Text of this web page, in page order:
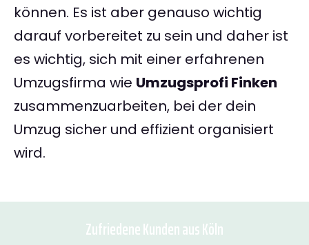
können. Es ist aber genauso wichtig
darauf vorbereitet zu sein und daher ist
es wichtig, sich mit einer erfahrenen
Umzugsfirma wie Umzugsprofi Finken
zusammenzuarbeiten, bei der dein
Umzug sicher und effizient organisiert
wird.
Zufriedene Kunden aus Köln